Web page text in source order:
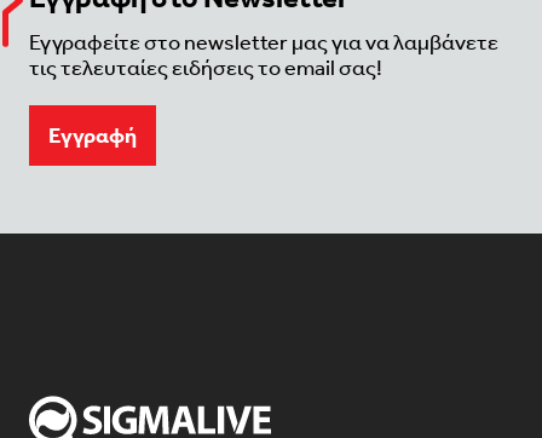
Εγγραφείτε στο newsletter μας για να λαμβάνετε
τις τελευταίες ειδήσεις το email σας!
Eγγραφή